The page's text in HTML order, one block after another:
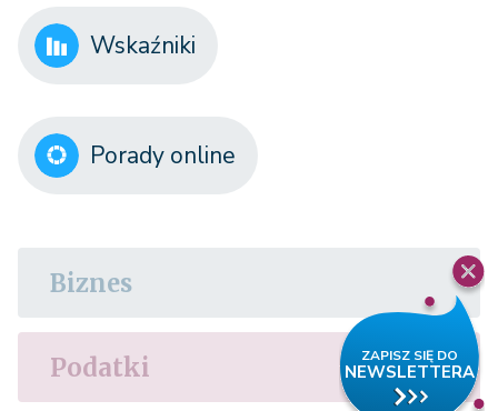
Wskaźniki
Porady online
Biznes
Podatki